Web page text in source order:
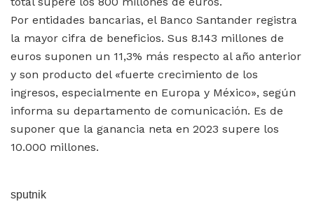
Por entidades bancarias, el Banco Santander registra
la mayor cifra de beneficios. Sus 8.143 millones de
euros suponen un 11,3% más respecto al año anterior
y son producto del «fuerte crecimiento de los
ingresos, especialmente en Europa y México», según
informa su departamento de comunicación. Es de
suponer que la ganancia neta en 2023 supere los
10.000 millones.
sputnik